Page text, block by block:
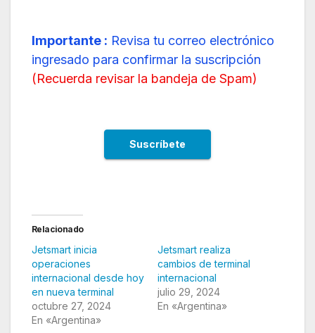
Importante : Revisa tu correo electrónico
ingresado para confirmar la suscripción
(Recuerda revisar la bandeja de Spam)
Relacionado
Jetsmart inicia
operaciones
internacional desde hoy
en nueva terminal
octubre 27, 2024
En «Argentina»
Jetsmart realiza
cambios de terminal
internacional
julio 29, 2024
En «Argentina»